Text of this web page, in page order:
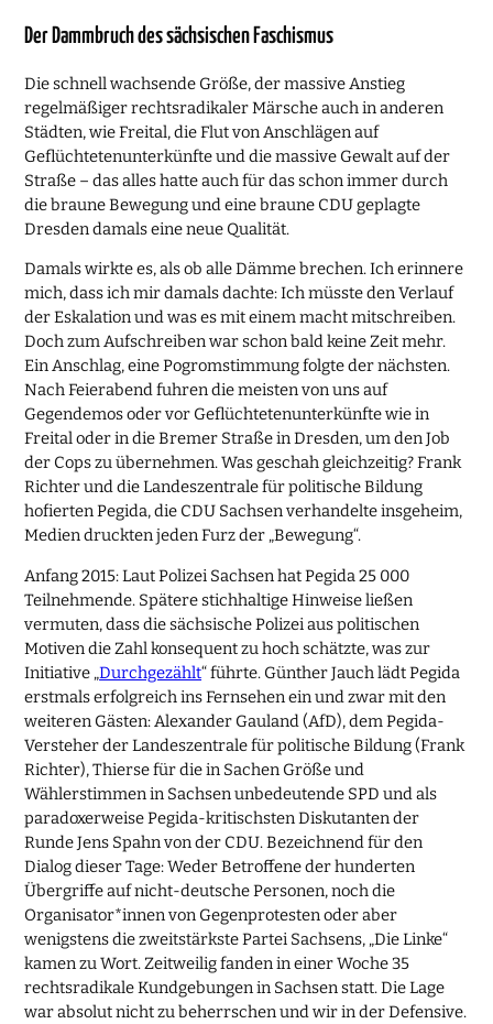
Der Dammbruch des sächsischen Faschismus
Die schnell wachsende Größe, der massive Anstieg
regelmäßiger rechtsradikaler Märsche auch in anderen
Städten, wie Freital, die Flut von Anschlägen auf
Geflüchtetenunterkünfte und die massive Gewalt auf der
Straße – das alles hatte auch für das schon immer durch
die braune Bewegung und eine braune CDU geplagte
Dresden damals eine neue Qualität.
Damals wirkte es, als ob alle Dämme brechen. Ich erinnere
mich, dass ich mir damals dachte: Ich müsste den Verlauf
der Eskalation und was es mit einem macht mitschreiben.
Doch zum Aufschreiben war schon bald keine Zeit mehr.
Ein Anschlag, eine Pogromstimmung folgte der nächsten.
Nach Feierabend fuhren die meisten von uns auf
Gegendemos oder vor Geflüchtetenunterkünfte wie in
Freital oder in die Bremer Straße in Dresden, um den Job
der Cops zu übernehmen. Was geschah gleichzeitig? Frank
Richter und die Landeszentrale für politische Bildung
hofierten Pegida, die CDU Sachsen verhandelte insgeheim,
Medien druckten jeden Furz der „Bewegung“.
Anfang 2015: Laut Polizei Sachsen hat Pegida 25 000
Teilnehmende. Spätere stichhaltige Hinweise ließen
vermuten, dass die sächsische Polizei aus politischen
Motiven die Zahl konsequent zu hoch schätzte, was zur
Initiative „Durchgezählt“ führte. Günther Jauch lädt Pegida
erstmals erfolgreich ins Fernsehen ein und zwar mit den
weiteren Gästen: Alexander Gauland (AfD), dem Pegida-
Versteher der Landeszentrale für politische Bildung (Frank
Richter), Thierse für die in Sachen Größe und
Wählerstimmen in Sachsen unbedeutende SPD und als
paradoxerweise Pegida-kritischsten Diskutanten der
Runde Jens Spahn von der CDU. Bezeichnend für den
Dialog dieser Tage: Weder Betroffene der hunderten
Übergriffe auf nicht-deutsche Personen, noch die
Organisator*innen von Gegenprotesten oder aber
wenigstens die zweitstärkste Partei Sachsens, „Die Linke“
kamen zu Wort. Zeitweilig fanden in einer Woche 35
rechtsradikale Kundgebungen in Sachsen statt. Die Lage
war absolut nicht zu beherrschen und wir in der Defensive.